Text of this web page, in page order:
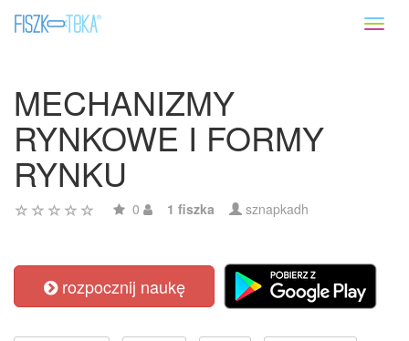
MECHANIZMY
RYNKOWE I FORMY
RYNKU
0 1 fiszka sznapkadh
rozpocznij naukę